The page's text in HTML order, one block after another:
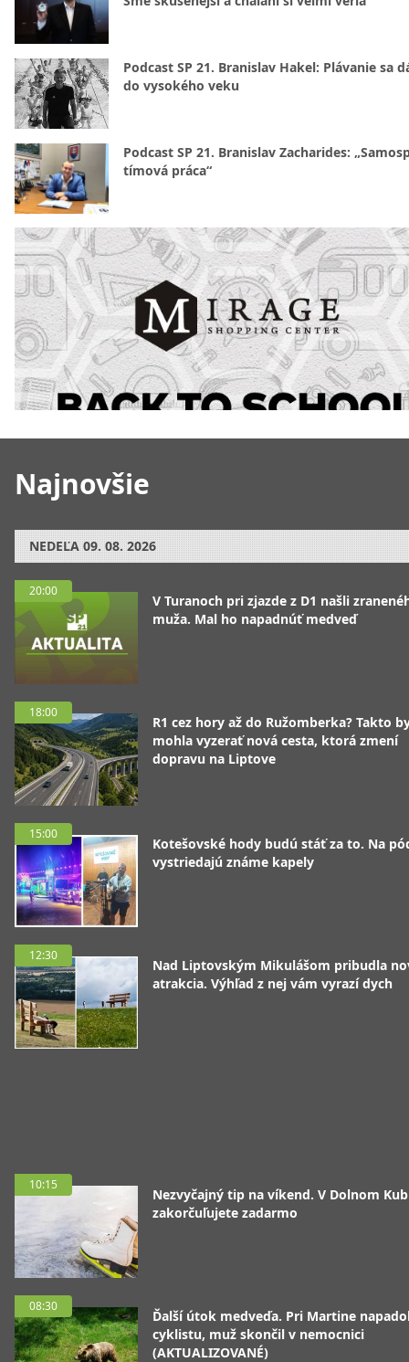
Najnovšie
NEDEĽA 09. 08. 2026
20:00
V Turanoch pri zjazde z D1 našli
muža. Mal ho napadnúť medveď
18:00
R1 cez hory až do Ružomberka? Takto
mohla vyzerať nová cesta, ktorá zmení
dopravu na Liptove
15:00
Kotešovské hody budú stáť za to. Na
vystriedajú známe kapely
12:30
Nad Liptovským Mikulášom pribudla
atrakcia. Výhľad z nej vám vyrazí dych
10:15
Nezvyčajný tip na víkend. V Dolnom
zakorčuľujete zadarmo
08:30
Ďalší útok medveďa. Pri Martine
cyklistu, muž skončil v nemocnici
(AKTUALIZOVANÉ)
Podcast SP 21. Branislav Hakel: Plávanie sa
do vysokého veku
Podcast SP 21. Branislav Zacharides:
tímová práca“